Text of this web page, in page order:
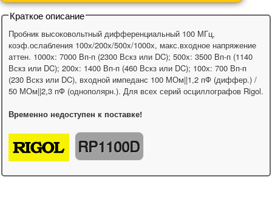
Краткое описание
Пробник высоковольтный дифференциальный 100 МГц,
коэф.ослабления 100х/200х/500x/1000х, макс.входное напряжение
аттен. 1000х: 7000 Вп-п (2300 Вскз или DC); 500х: 3500 Вп-п (1140
Вскз или DC); 200х: 1400 Вп-п (460 Вскз или DC); 100х: 700 Вп-п
(230 Вскз или DC), входной импеданс 100 МОм||1,2 пФ (диффер.) /
50 МОм||2,3 пФ (однополярн.). Для всех серий осциллографов Rigol.
Временно недоступен к поставке!
RP1100D